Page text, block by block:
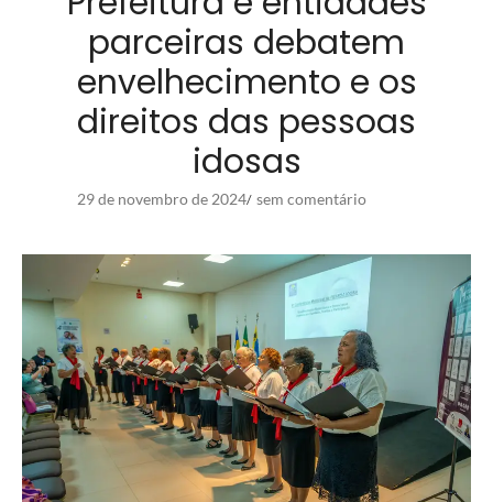
parceiras debatem
envelhecimento e os
direitos das pessoas
idosas
29 de novembro de 2024/ sem comentário